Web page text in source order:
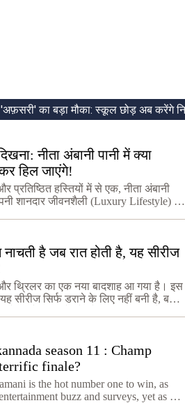
नीता अंबानी पानी में क्या
हिल जाएंगे!
प्रतिष्ठित हस्तियों में से एक, नीता अंबानी
शानदार जीवनशैली (Luxury Lifestyle) को
है जब रात होती है, यह सीरीज
और थ्रिलर का एक नया बादशाह आ गया है। इस
सीरीज सिर्फ डराने के लिए नहीं बनी है, बल्कि
season 11 : Champ
finale?
is the hot number one to win, as
buzz and surveys, yet as per